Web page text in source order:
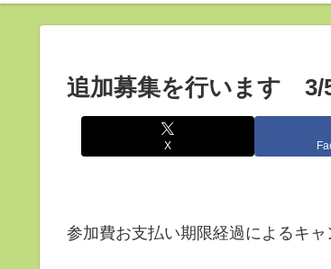
追加募集を行います 3/
X
参加費お支払い期限経過によるキ